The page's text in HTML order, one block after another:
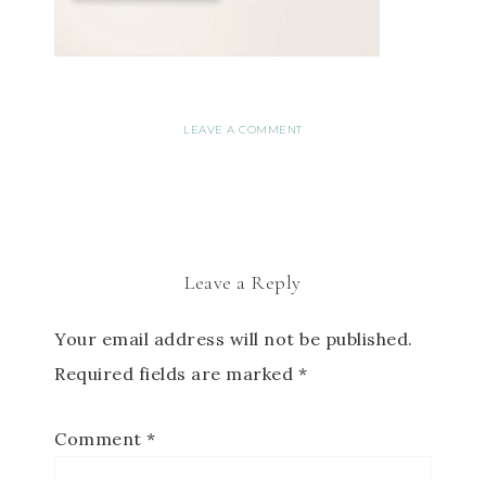
LEAVE A COMMENT
Leave a Reply
Your email address will not be published.
Required fields are marked *
Comment *